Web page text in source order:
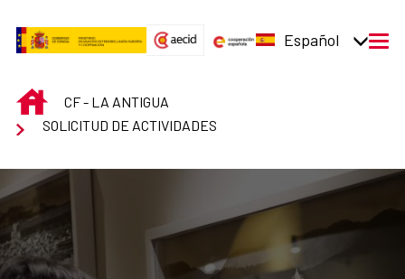
Español
INICIOCF - LA ANTIGUA
SOLICITUD DE ACTIVIDADES